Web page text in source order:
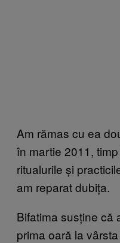
Am rămas cu ea
în martie 2011,
ritualurile și
am reparat dubița.
Bifatima susține că
prima oară la